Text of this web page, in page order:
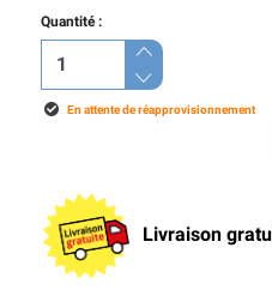
Quantité :
En attente de réapprovisionnement
Livraison